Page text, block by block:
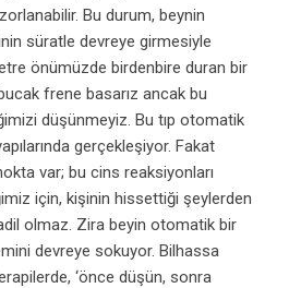
Bu durum, beynin
süratle devreye girmesiyle
önümüzde birdenbire duran bir
frene basarız ancak bu
düşünmeyiz. Bu tıp otomatik
gerçekleşiyor. Fakat
var; bu cins reaksiyonları
için, kişinin hissettiği şeylerden
olmaz. Zira beyin otomatik bir
devreye sokuyor. Bilhassa
‘önce düşün, sonra